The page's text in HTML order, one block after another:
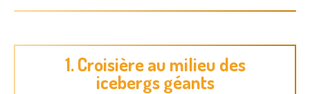
1. Croisière au milieu des
icebergs géants